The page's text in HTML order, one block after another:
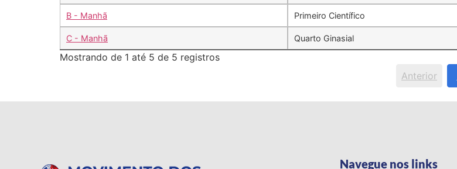
B - Manhã Primeiro Científico
C - Manhã Quarto Ginasial
Mostrando de 1 até 5 de 5 registros
Anterior
Navegue nos links